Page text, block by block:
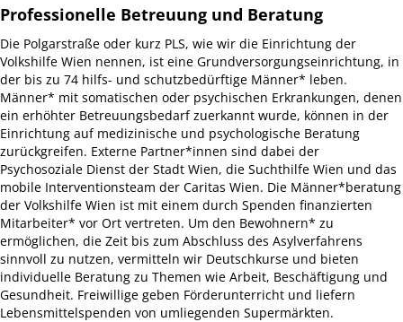
Professionelle Betreuung und Beratung
Die Polgarstraße oder kurz PLS, wie wir die Einrichtung der
Volkshilfe Wien nennen, ist eine Grundversorgungseinrichtung, in
der bis zu 74 hilfs- und schutzbedürftige Männer* leben.
Männer* mit somatischen oder psychischen Erkrankungen, denen
ein erhöhter Betreuungsbedarf zuerkannt wurde, können in der
Einrichtung auf medizinische und psychologische Beratung
zurückgreifen. Externe Partner*innen sind dabei der
Psychosoziale Dienst der Stadt Wien, die Suchthilfe Wien und das
mobile Interventionsteam der Caritas Wien. Die Männer*beratung
der Volkshilfe Wien ist mit einem durch Spenden finanzierten
Mitarbeiter* vor Ort vertreten. Um den Bewohnern* zu
ermöglichen, die Zeit bis zum Abschluss des Asylverfahrens
sinnvoll zu nutzen, vermitteln wir Deutschkurse und bieten
individuelle Beratung zu Themen wie Arbeit, Beschäftigung und
Gesundheit. Freiwillige geben Förderunterricht und liefern
Lebensmittelspenden von umliegenden Supermärkten.